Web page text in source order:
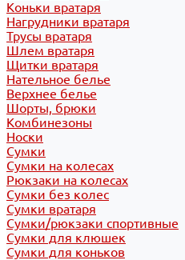
Коньки вратаря
Нагрудники вратаря
Трусы вратаря
Шлем вратаря
Щитки вратаря
Нательное белье
Верхнее белье
Шорты, брюки
Комбинезоны
Носки
Сумки
Сумки на колесах
Рюкзаки на колесах
Сумки без колес
Сумки вратаря
Сумки/рюкзаки спортивные
Сумки для клюшек
Сумки для коньков